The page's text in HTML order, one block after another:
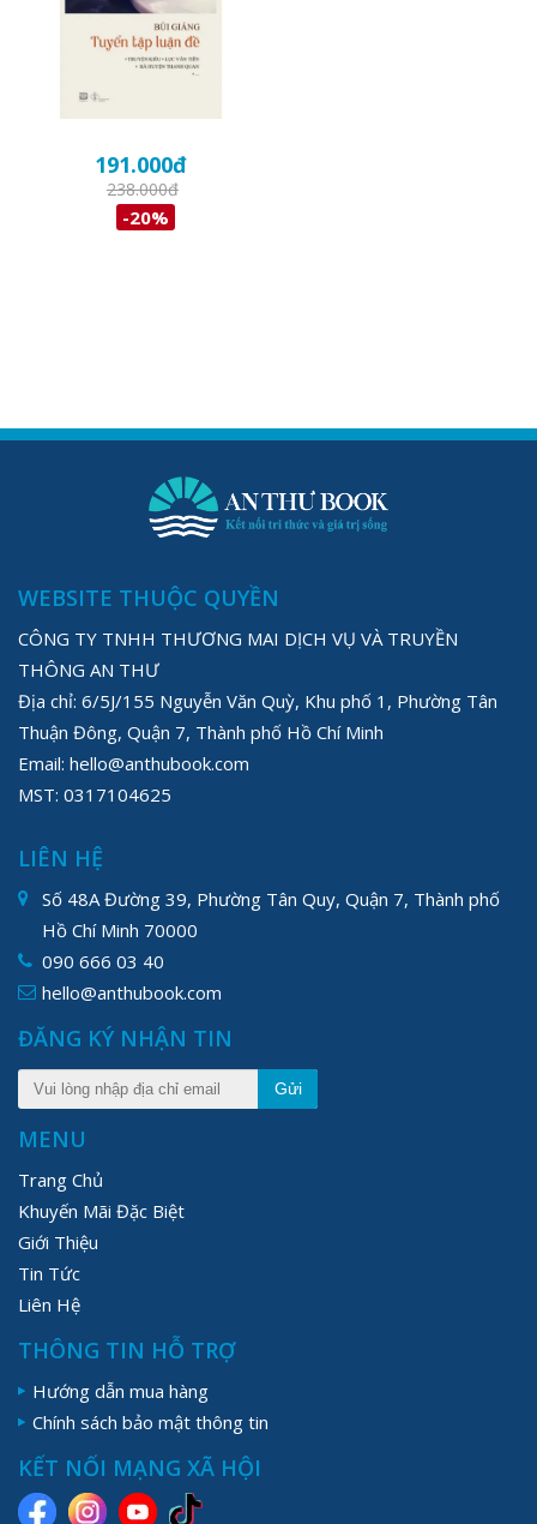
191.000đ
238.000đ
-20%
WEBSITE THUỘC QUYỀN
CÔNG TY TNHH THƯƠNG MAI DỊCH VỤ VÀ TRUYỀN
THÔNG AN THƯ
Địa chỉ: 6/5J/155 Nguyễn Văn Quỳ, Khu phố 1, Phường Tân
Thuận Đông, Quận 7, Thành phố Hồ Chí Minh
Email: hello@anthubook.com
MST: 0317104625
LIÊN HỆ
Số 48A Đường 39, Phường Tân Quy, Quận 7, Thành phố
Hồ Chí Minh 70000
090 666 03 40
hello@anthubook.com
ĐĂNG KÝ NHẬN TIN
Gửi
MENU
Trang Chủ
Khuyến Mãi Đặc Biệt
Giới Thiệu
Tin Tức
Liên Hệ
THÔNG TIN HỖ TRỢ
Hướng dẫn mua hàng
Chính sách bảo mật thông tin
KẾT NỐI MẠNG XÃ HỘI